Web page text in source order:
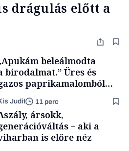
drágulás előtt a
beleálmodta
birodalmat.” Üres és
paprikamalomból
lett az igazi családi
Judit 11 perc
ársokk,
– aki a
is előre néz